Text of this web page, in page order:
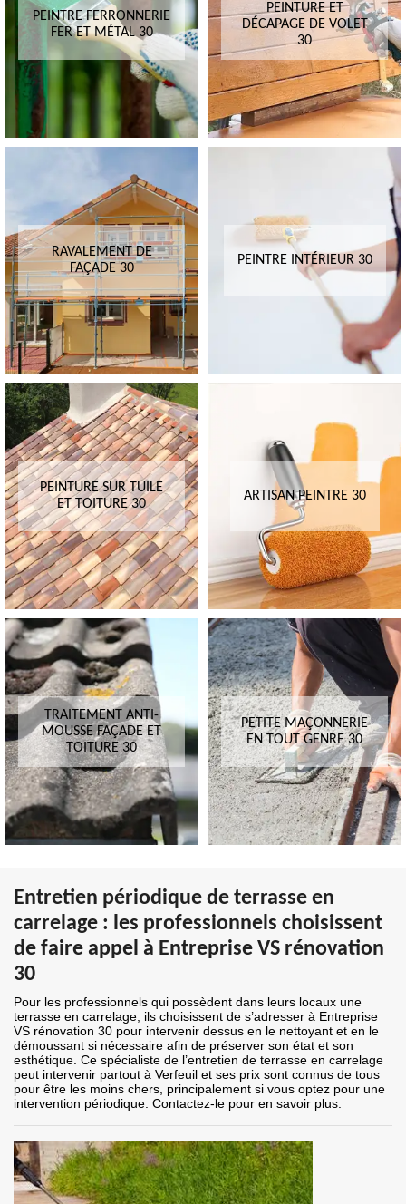
PEINTRE FERRONNERIE
FER ET MÉTAL 30
PEINTURE ET
DÉCAPAGE DE VOLET
30
RAVALEMENT DE
FAÇADE 30
PEINTRE INTÉRIEUR 30
PEINTURE SUR TUILE
ET TOITURE 30
ARTISAN PEINTRE 30
TRAITEMENT ANTI-
MOUSSE FAÇADE ET
TOITURE 30
PETITE MAÇONNERIE
EN TOUT GENRE 30
Entretien périodique de terrasse en
carrelage : les professionnels choisissent
de faire appel à Entreprise VS rénovation
30
Pour les professionnels qui possèdent dans leurs locaux une
terrasse en carrelage, ils choisissent de s’adresser à Entreprise
VS rénovation 30 pour intervenir dessus en le nettoyant et en le
démoussant si nécessaire afin de préserver son état et son
esthétique. Ce spécialiste de l’entretien de terrasse en carrelage
peut intervenir partout à Verfeuil et ses prix sont connus de tous
pour être les moins chers, principalement si vous optez pour une
intervention périodique. Contactez-le pour en savoir plus.